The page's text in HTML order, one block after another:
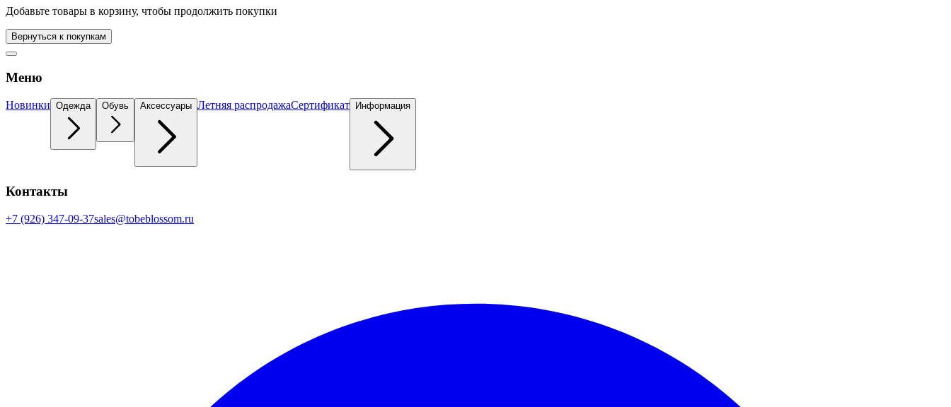
Добавьте товары в корзину, чтобы продолжить покупки
Вернуться к покупкам
Меню
Новинки Одежда Обувь Аксессуары Летняя распродажаСертификат Информация
Контакты
+7 (926) 347-09-37sales@tobeblossom.ru